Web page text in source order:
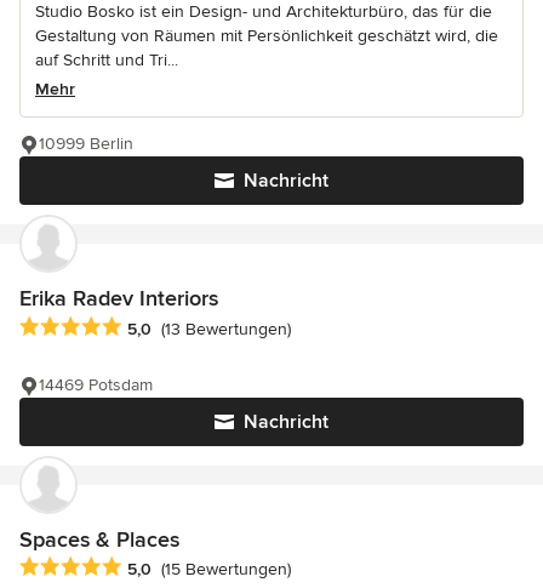
Studio Bosko ist ein Design- und Architekturbüro, das für die
Gestaltung von Räumen mit Persönlichkeit geschätzt wird, die
auf Schritt und Tri...
Mehr
Nachricht
10999 Berlin
Erika Radev Interiors
Durchschnittliche Bewertung: 5 von 5 Sternen
5,0 (13 Bewertungen)
Nachricht
14469 Potsdam
Spaces & Places
Durchschnittliche Bewertung: 5 von 5 Sternen
5,0 (15 Bewertungen)